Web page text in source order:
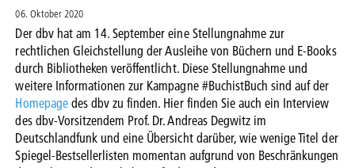
06. Oktober 2020
Der dbv hat am 14. September eine Stellungnahme zur
rechtlichen Gleichstellung der Ausleihe von Büchern und E-Books
durch Bibliotheken veröffentlicht. Diese Stellungnahme und
weitere Informationen zur Kampagne #BuchistBuch sind auf der
Homepagedes dbv zu finden. Hier finden Sie auch ein Interview
des dbv-Vorsitzendem Prof. Dr. Andreas Degwitz im
Deutschlandfunk und eine Übersicht darüber, wie wenige Titel der
Spiegel-Bestsellerlisten momentan aufgrund von Beschränkungen